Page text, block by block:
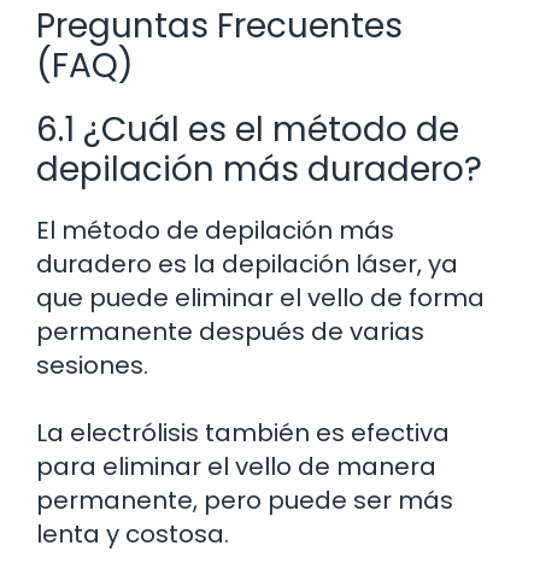
Preguntas Frecuentes
(FAQ)
6.1 ¿Cuál es el método de
depilación más duradero?
El método de depilación más
duradero es la depilación láser, ya
que puede eliminar el vello de forma
permanente después de varias
sesiones.
La electrólisis también es efectiva
para eliminar el vello de manera
permanente, pero puede ser más
lenta y costosa.